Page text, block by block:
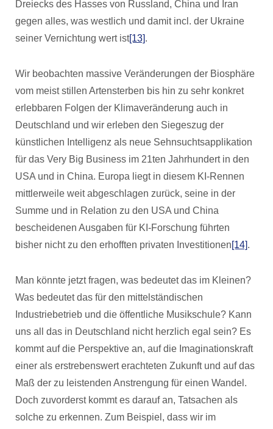
Dreiecks des Hasses von Russland, China und Iran
gegen alles, was westlich und damit incl. der Ukraine
seiner Vernichtung wert ist[13].
Wir beobachten massive Veränderungen der Biosphäre
vom meist stillen Artensterben bis hin zu sehr konkret
erlebbaren Folgen der Klimaveränderung auch in
Deutschland und wir erleben den Siegeszug der
künstlichen Intelligenz als neue Sehnsuchtsapplikation
für das Very Big Business im 21ten Jahrhundert in den
USA und in China. Europa liegt in diesem KI-Rennen
mittlerweile weit abgeschlagen zurück, seine in der
Summe und in Relation zu den USA und China
bescheidenen Ausgaben für KI-Forschung führten
bisher nicht zu den erhofften privaten Investitionen[14].
Man könnte jetzt fragen, was bedeutet das im Kleinen?
Was bedeutet das für den mittelständischen
Industriebetrieb und die öffentliche Musikschule? Kann
uns all das in Deutschland nicht herzlich egal sein? Es
kommt auf die Perspektive an, auf die Imaginationskraft
einer als erstrebenswert erachteten Zukunft und auf das
Maß der zu leistenden Anstrengung für einen Wandel.
Doch zuvorderst kommt es darauf an, Tatsachen als
solche zu erkennen. Zum Beispiel, dass wir im